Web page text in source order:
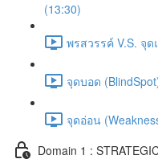
(13:30)
พรสวรรค์ V.S. จุด
จุดบอด
จุดอ่อน
Domain 1 :